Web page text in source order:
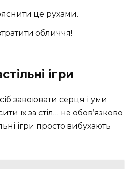
це рухами.
обличчя!
ігри
завоювати серця і уми
їх за стіл… не обов’язково
ігри просто вибухають